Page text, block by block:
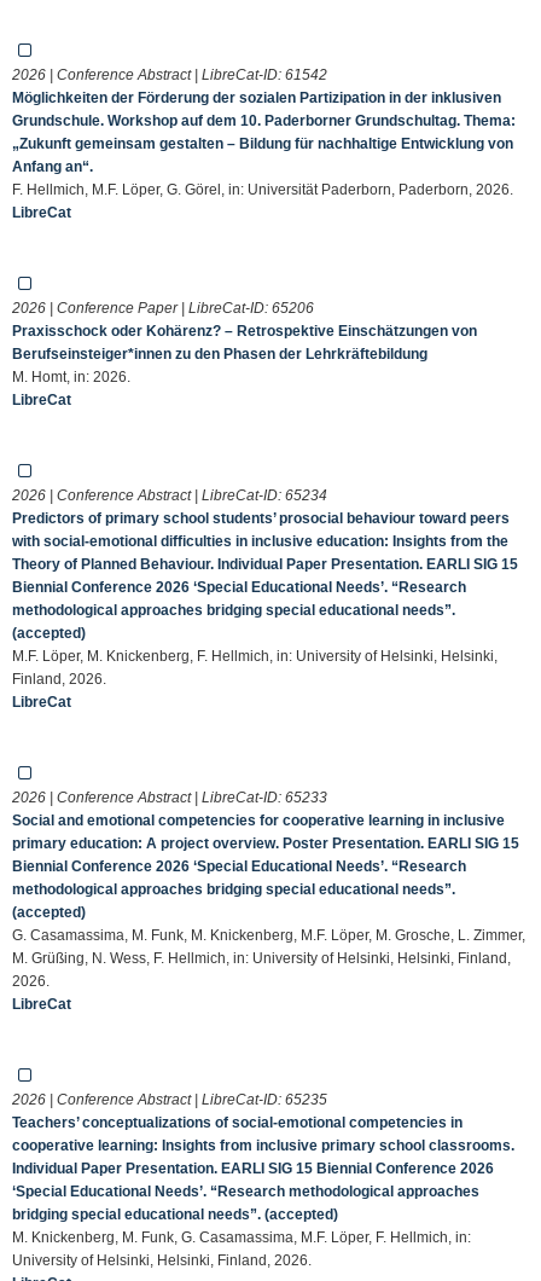
2026 | Conference Abstract | LibreCat-ID: 61542
Möglichkeiten der Förderung der sozialen Partizipation in der inklusiven
Grundschule. Workshop auf dem 10. Paderborner Grundschultag. Thema:
„Zu­kunft ge­mein­sam ge­stal­ten – Bildung für nach­hal­ti­ge Ent­wick­lung von
An­fang an“.
F. Hellmich, M.F. Löper, G. Görel, in: Universität Paderborn, Paderborn, 2026.
LibreCat
2026 | Conference Paper | LibreCat-ID: 65206
Praxisschock oder Kohärenz? – Retrospektive Einschätzungen von
Berufseinsteiger*innen zu den Phasen der Lehrkräftebildung
M. Homt, in: 2026.
LibreCat
2026 | Conference Abstract | LibreCat-ID: 65234
Predictors of primary school students’ prosocial behaviour toward peers
with social-emotional difficulties in inclusive education: Insights from the
Theory of Planned Behaviour. Individual Paper Presentation. EARLI SIG 15
Biennial Conference 2026 ‘Special Educational Needs’. “Research
methodological approaches bridging special educational needs”.
(accepted)
M.F. Löper, M. Knickenberg, F. Hellmich, in: University of Helsinki, Helsinki,
Finland, 2026.
LibreCat
2026 | Conference Abstract | LibreCat-ID: 65233
Social and emotional competencies for cooperative learning in inclusive
primary education: A project overview. Poster Presentation. EARLI SIG 15
Biennial Conference 2026 ‘Special Educational Needs’. “Research
methodological approaches bridging special educational needs”.
(accepted)
G. Casamassima, M. Funk, M. Knickenberg, M.F. Löper, M. Grosche, L. Zimmer,
M. Grüßing, N. Wess, F. Hellmich, in: University of Helsinki, Helsinki, Finland,
2026.
LibreCat
2026 | Conference Abstract | LibreCat-ID: 65235
Teachers’ conceptualizations of social-emotional competencies in
cooperative learning: Insights from inclusive primary school classrooms.
Individual Paper Presentation. EARLI SIG 15 Biennial Conference 2026
‘Special Educational Needs’. “Research methodological approaches
bridging special educational needs”. (accepted)
M. Knickenberg, M. Funk, G. Casamassima, M.F. Löper, F. Hellmich, in:
University of Helsinki, Helsinki, Finland, 2026.